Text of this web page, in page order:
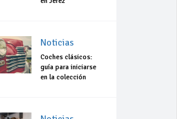
Noticias
Coches clásicos:
guía para iniciarse
en la colección